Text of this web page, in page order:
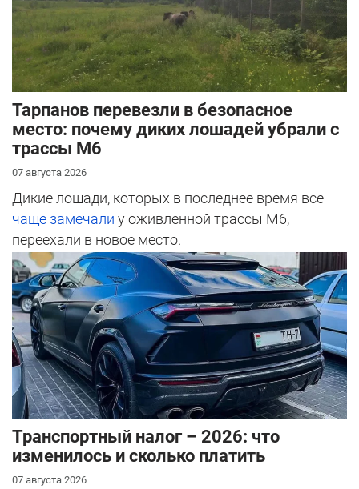
Тарпанов перевезли в безопасное
место: почему диких лошадей убрали с
трассы М6
07 августа 2026
Дикие лошади, которых в последнее время все
чаще замечали у оживленной трассы М6,
переехали в новое место.
Транспортный налог – 2026: что
изменилось и сколько платить
07 августа 2026